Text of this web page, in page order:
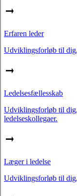
Erfaren leder
Udviklingsforløb til
Ledelsesfællesskab
Udviklingsforløb til
ledelseskollegaer.
Læger i ledelse
Udviklingsforløb til